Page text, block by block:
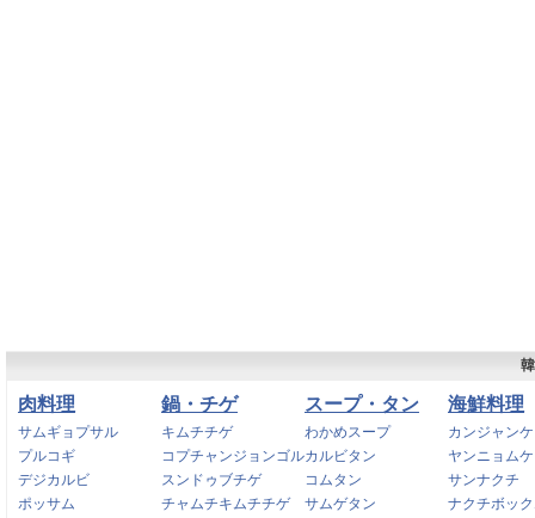
肉料理
サムギョプサル
プルコギ
デジカルビ
ポッサム
鍋・チゲ
キムチチゲ
コプチャンジョンゴル
スンドゥブチゲ
チャムチキムチチゲ
スープ・タン
わかめスープ
カルビタン
コムタン
サムゲタン
海鮮料理
カンジャン
ヤンニョム
サンナクチ
ナクチボッ